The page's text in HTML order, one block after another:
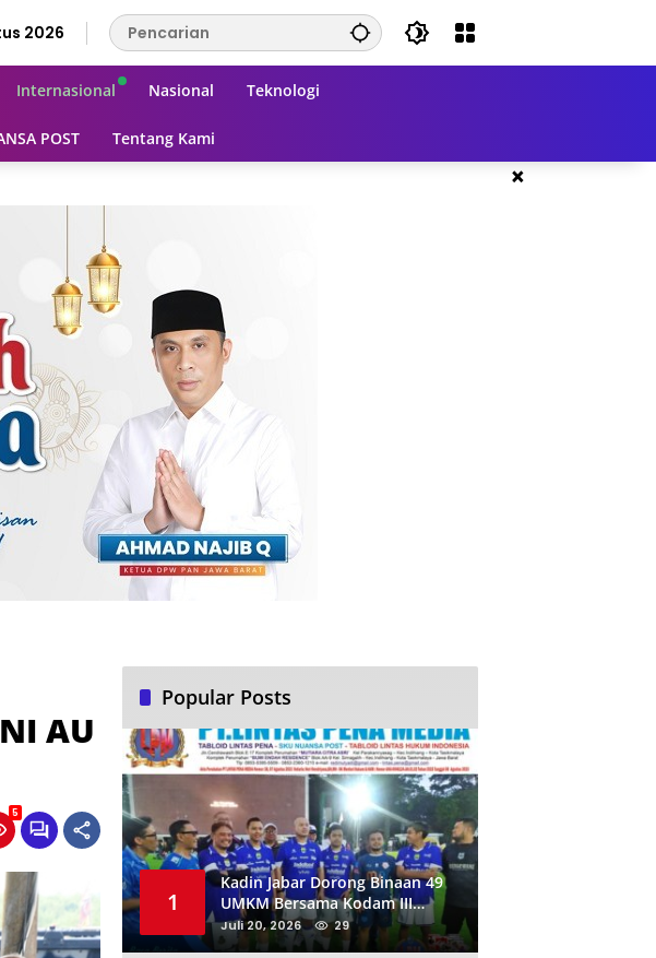
2026
Internasional Nasional Teknologi
POST Tentang Kami
×
AU
5
Popular Posts
1
Kadin Jabar Dorong Binaan 49
UMKM Bersama Kodam III
Siliwangi Sambil Nobar Final
Piala Dunia, Akan Ada Investor
Juli 20, 2026 29